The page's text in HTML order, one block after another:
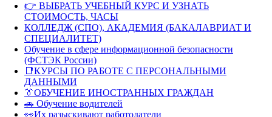
👉 ВЫБРАТЬ УЧЕБНЫЙ КУРС И УЗНАТЬ
СТОИМОСТЬ, ЧАСЫ
КОЛЛЕДЖ (СПО), АКАДЕМИЯ (БАКАЛАВРИАТ И
СПЕЦИАЛИТЕТ)
Обучение в сфере информационной безопасности
(ФСТЭК России)
📑КУРСЫ ПО РАБОТЕ С ПЕРСОНАЛЬНЫМИ
ДАННЫМИ
👔ОБУЧЕНИЕ ИНОСТРАННЫХ ГРАЖДАН
🚗 Обучение водителей
👀Их разыскивают работодатели